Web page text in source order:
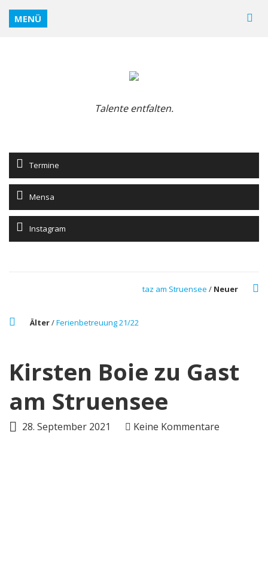
MENÜ
Talente entfalten.
Termine
Mensa
Instagram
taz am Struensee / Neuer
Älter/Ferienbetreuung 21/22
Kirsten Boie zu Gast
am Struensee
28. September 2021 Keine Kommentare